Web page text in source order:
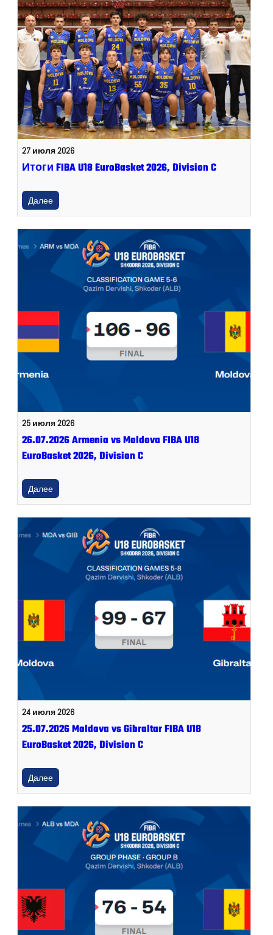
27 июля 2026
Итоги FIBA U18 EuroBasket 2026, Division C
Далее
25 июля 2026
26.07.2026 Armenia vs Moldova FIBA U18
EuroBasket 2026, Division C
Далее
24 июля 2026
25.07.2026 Moldova vs Gibraltar FIBA U18
EuroBasket 2026, Division C
Далее